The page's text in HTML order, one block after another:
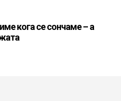
кога се сончаме – а